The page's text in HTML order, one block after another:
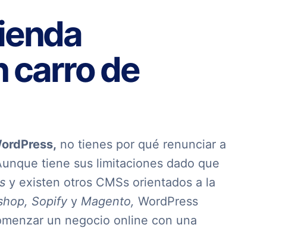
carro de
no tienes por qué renunciar a
tiene sus limitaciones dado que
y existen otros CMSs orientados a la
Sopify y Magento, WordPress
un negocio online con una